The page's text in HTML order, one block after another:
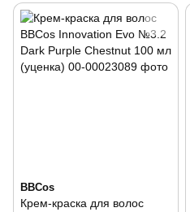
BBCos
Крем-краска для волос